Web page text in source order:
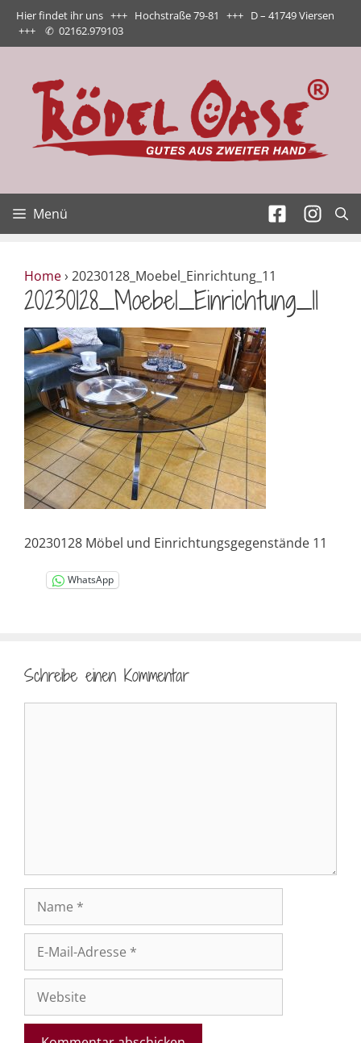
Zum
Inhalt
springen
Hier findet ihr uns +++ Hochstraße 79-81 +++ D – 41749 Viersen
+++ ✆ 02162.979103
Menü
Home› 20230128_Moebel_Einrichtung_11
20230128_Moebel_Einrichtung_11
20230128 Möbel und Einrichtungsgegenstände 11
WhatsApp
Schreibe einen Kommentar
Mail-
Adresse
Website